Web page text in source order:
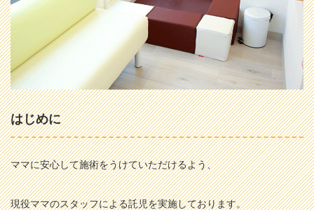
はじめに
ママに安心して施術をうけていただけるよう、
現役ママのスタッフによる託児を実施しております。